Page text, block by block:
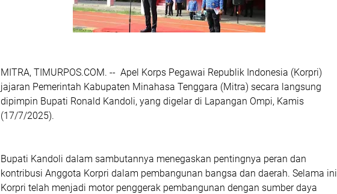
MITRA, TIMURPOS.COM. -- Apel Korps Pegawai Republik Indonesia (Korpri)
jajaran Pemerintah Kabupaten Minahasa Tenggara (Mitra) secara langsung
dipimpin Bupati Ronald Kandoli, yang digelar di Lapangan Ompi, Kamis
(17/7/2025).
Bupati Kandoli dalam sambutannya menegaskan pentingnya peran dan
kontribusi Anggota Korpri dalam pembangunan bangsa dan daerah. Selama ini
Korpri telah menjadi motor penggerak pembangunan dengan sumber daya